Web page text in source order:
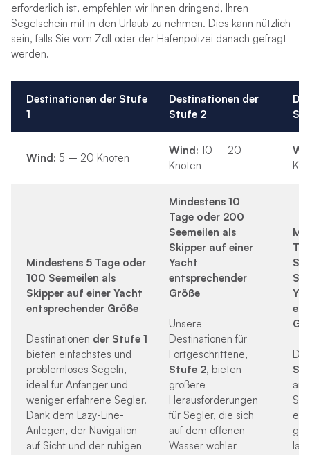
erforderlich ist, empfehlen wir Ihnen dringend, Ihren
Segelschein mit in den Urlaub zu nehmen. Dies kann nützlich
sein, falls Sie vom Zoll oder der Hafenpolizei danach gefragt
werden.
Destinationen der Stufe
1
Destinationen der
Stufe 2
Wind: 5 – 20 Knoten
Wind: 10 – 20
Knoten
Mindestens 5 Tage oder
100 Seemeilen als
Skipper auf einer Yacht
entsprechender Größe
Destinationen der Stufe 1
bieten einfachstes und
problemloses Segeln,
ideal für Anfänger und
weniger erfahrene Segler.
Dank dem Lazy-Line-
Anlegen, der Navigation
auf Sicht und der ruhigen
Mindestens 10
Tage oder 200
Seemeilen als
Skipper auf einer
Yacht
entsprechender
Größe
Unsere
Destinationen für
Fortgeschrittene,
Stufe 2, bieten
größere
Herausforderungen
für Segler, die sich
auf dem offenen
Wasser wohler